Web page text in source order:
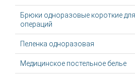
Брюки одноразовые короткие
операций
Пеленка одноразовая
Медицинское постельное белье